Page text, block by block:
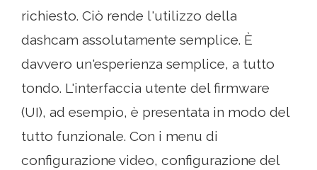
richiesto. Ciò rende l'utilizzo della
dashcam assolutamente semplice. È
davvero un'esperienza semplice, a tutto
tondo. L'interfaccia utente del firmware
(UI), ad esempio, è presentata in modo del
tutto funzionale. Con i menu di
configurazione video, configurazione del